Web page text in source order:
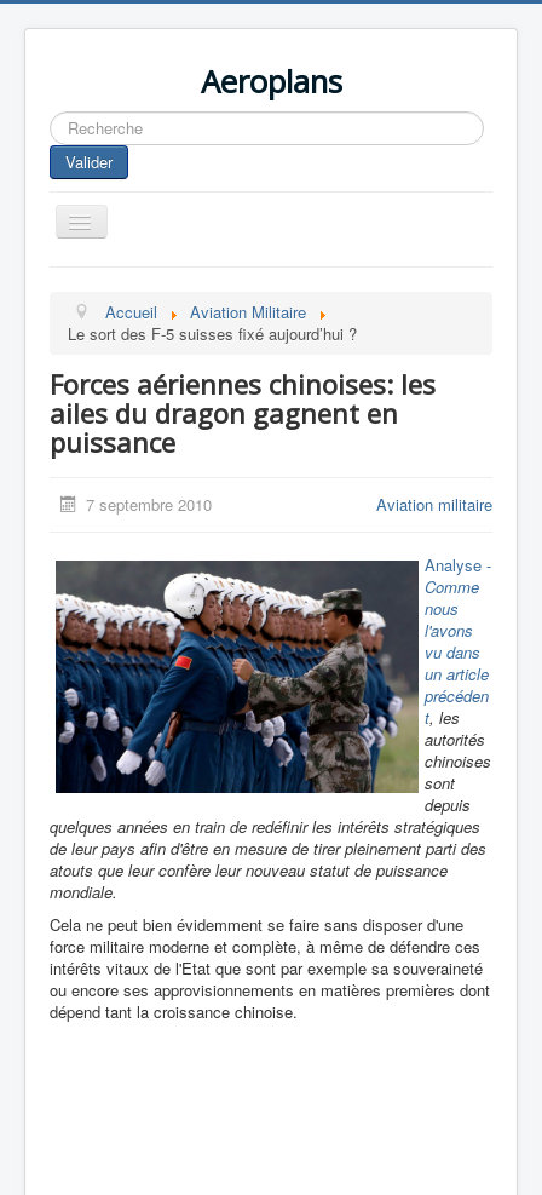
Aeroplans
Rechercher
Valider
Toggle
Navigation
Aviation Commerciale
Aviation Militaire
Europespace
Accueil
Aviation Militaire
Le sort des F-5 suisses fixé aujourd’hui ?
Forces aériennes chinoises: les
ailes du dragon gagnent en
puissance
7 septembre 2010 Aviation militaire
Analyse -
Comme
nous
l'avons
vu dans
un article
précéden
t, les
autorités
chinoises
sont
depuis
quelques années en train de redéfinir les intérêts stratégiques
de leur pays afin d'être en mesure de tirer pleinement parti des
atouts que leur confère leur nouveau statut de puissance
mondiale.
Cela ne peut bien évidemment se faire sans disposer d'une
force militaire moderne et complète, à même de défendre ces
intérêts vitaux de l'Etat que sont par exemple sa souveraineté
ou encore ses approvisionnements en matières premières dont
dépend tant la croissance chinoise.